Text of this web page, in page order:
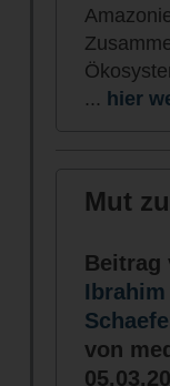
... hier
Mut
Beitrag
Ibrahim
von